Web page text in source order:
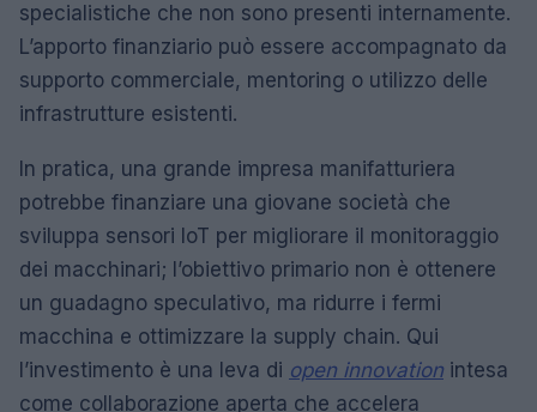
specialistiche che non sono presenti internamente.
L’apporto finanziario può essere accompagnato da
supporto commerciale, mentoring o utilizzo delle
infrastrutture esistenti.
In pratica, una grande impresa manifatturiera
potrebbe finanziare una giovane società che
sviluppa sensori IoT per migliorare il monitoraggio
dei macchinari; l’obiettivo primario non è ottenere
un guadagno speculativo, ma ridurre i fermi
macchina e ottimizzare la supply chain. Qui
l’investimento è una leva di open innovation intesa
come collaborazione aperta che accelera